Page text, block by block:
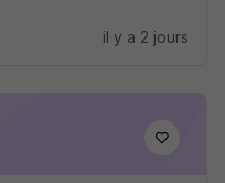
il y a 2 jours